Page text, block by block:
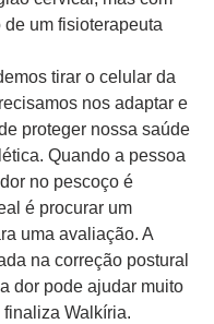
de um fisioterapeuta
tirar o celular da
nos adaptar e
proteger nossa saúde
Quando a pessoa
no pescoço é
é procurar um
uma avaliação. A
na correção postural
dor pode ajudar muito
finaliza Walkíria.